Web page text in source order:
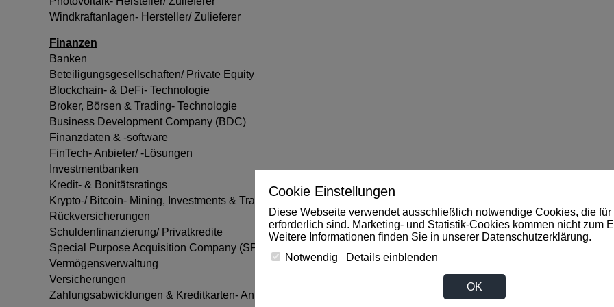
Cookie Einstellungen
Diese Webseite verwendet ausschließlich notwendige Cookies, die für
erforderlich sind. Marketing- und Statistik-Cookies kommen nicht zum
Weitere Informationen finden Sie in unserer Datenschutzerklärung.
Notwendig
Details einblenden
OK
Windkraftanlagen- Hersteller/ Zulieferer
Finanzen
Banken
Beteiligungsgesellschaften/ Private Equity
Blockchain- & DeFi- Technologie
Broker, Börsen & Trading- Technologie
Business Development Company (BDC)
Finanzdaten & -software
FinTech- Anbieter/ -Lösungen
Investmentbanken
Kredit- & Bonitätsratings
Krypto-/ Bitcoin- Mining, Investments & Trading
Rückversicherungen
Schuldenfinanzierung/ Privatkredite
Special Purpose Acquisition Company (SPAC)
Vermögensverwaltung
Versicherungen
Zahlungsabwicklungen & Kreditkarten- Anbieter